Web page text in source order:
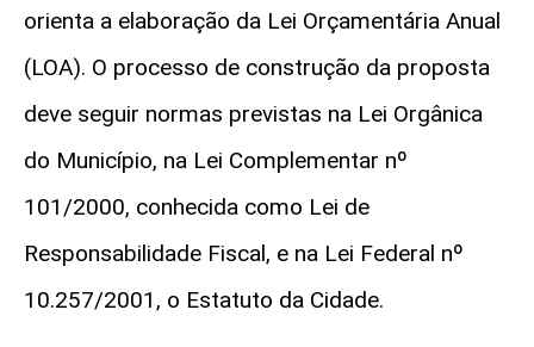
orienta a elaboração da Lei Orçamentária Anual
(LOA). O processo de construção da proposta
deve seguir normas previstas na Lei Orgânica
do Município, na Lei Complementar nº
101/2000, conhecida como Lei de
Responsabilidade Fiscal, e na Lei Federal nº
10.257/2001, o Estatuto da Cidade.